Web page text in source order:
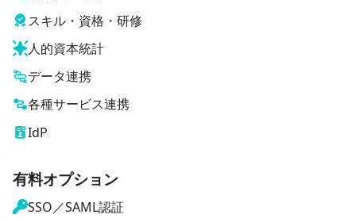
スキル・資格・研修
人的資本統計
データ連携
各種サービス連携
IdP
有料オプション
SSO／SAML認証